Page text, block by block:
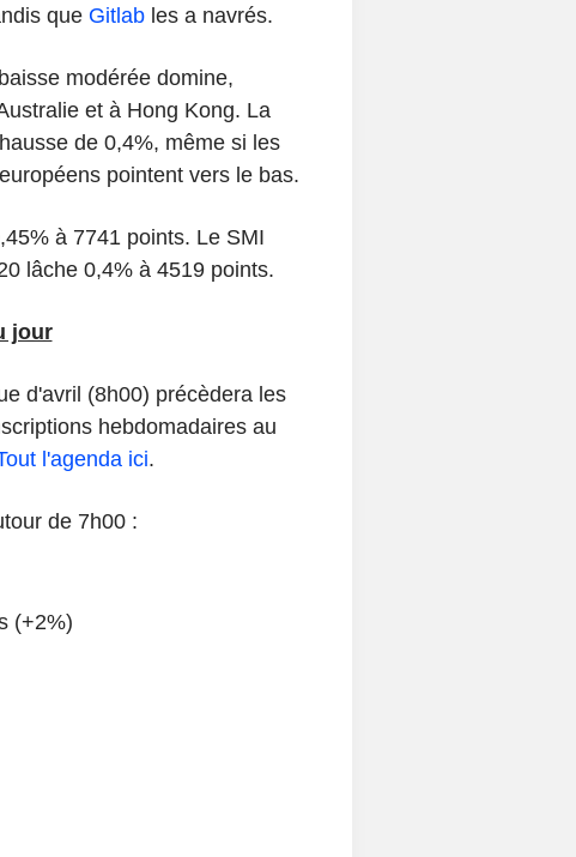
que Gitlables a navrés.
modérée domine,
et à Hong Kong. La
de 0,4%, même si les
pointent vers le bas.
à 7741 points. Le SMI
lâche 0,4% à 4519 points.
jour
d'avril (8h00) précèdera les
hebdomadaires au
l'agenda ici.
de 7h00 :
(+2%)